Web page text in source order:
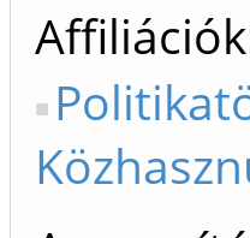
Affiliációk